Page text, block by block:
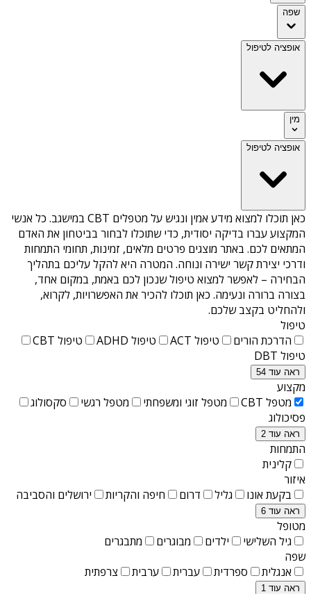
שפה
אופציה לטיפול
מין
אופציה לטיפול
כאן תוכלו למצוא מידע אמין ונגיש על מטפלים CBT במישגב
. כל אנשי
המקצוע עברו בדיקה יסודית, כדי שתוכלו לבחור בביטחון את האדם
המתאים לכם. באתר מוצגים פרטים מלאים, זמינות, תחומי התמחות
ודרכי יצירת קשר ישירה ונוחה. המטרה היא להקל עליכם בתהליך
הבחירה – לאפשר למצוא טיפול שנכון לכם באמת, במקום אחד,
בצורה ברורה ונעימה. כאן תוכלו להכיר את האפשרויות, לקרוא,
ולהחליט בקצב שלכם.
טיפול
הדרכת הורים
טיפול ACT טיפול ADHD
טיפול CBT
טיפול DBT
ראה עוד 54
מקצוע
מטפל CBT
מטפל זוגי ומשפחתי מטפל רגשי
סקסולוג
פסיכולוג
ראה עוד 2
התמחות
קלינית
איזור
בקעת אונו
גליל דרום חיפה והקריות ירושלים והסביבה
ראה עוד 6
מטופל
גיל השלישי
ילדים מבוגרים
מתבגרים
שפה
אנגלית
ספרדית עברית ערבית צרפתית
ראה עוד 1